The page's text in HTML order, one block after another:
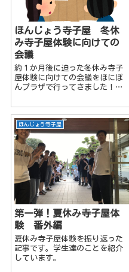
ほんじょう寺子屋 冬休
み寺子屋体験に向けての
会議
約１か月後に迫った冬休み寺子
屋体験に向けての会議をほにぽ
んプラザで行ってきました！
委員会から後援承認決定通知書
が届きました！これで各小学校
に案内チラシが配布できます
(^^♪ しかし...
ほんじょう寺子屋
第一弾！夏休み寺子屋体
験 番外編
夏休み寺子屋体験を振り返った
記事です。学生達のことを紹介
しています。